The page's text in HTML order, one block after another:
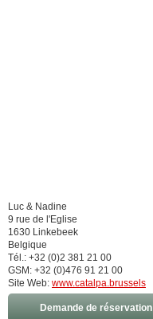
Luc & Nadine
9 rue de l'Eglise
1630 Linkebeek
Belgique
Tél.: +32 (0)2 381 21 00
GSM: +32 (0)476 91 21 00
Site Web: www.catalpa.brussels
Demande de réservation